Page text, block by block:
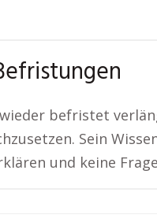
befristet
Sein
und keine